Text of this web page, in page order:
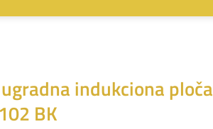
ugradna indukciona ploča
BK